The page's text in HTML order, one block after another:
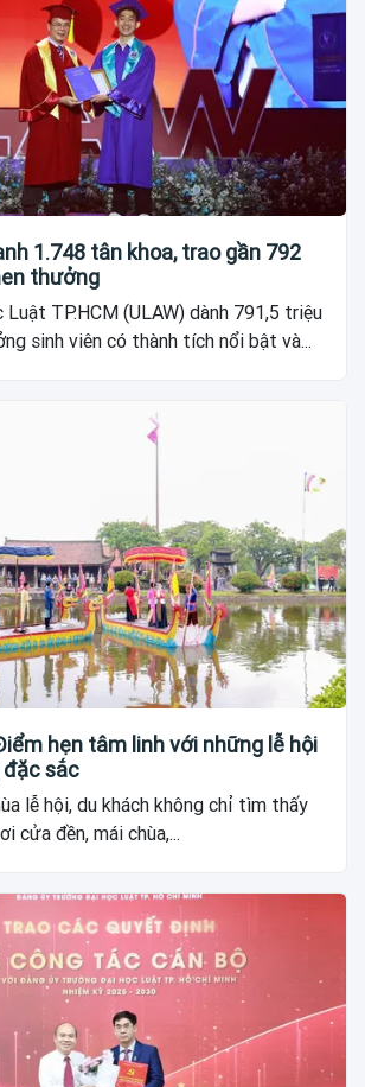
1.748 tân khoa, trao gần 792
thưởng
TP.HCM (ULAW) dành 791,5 triệu
sinh viên có thành tích nổi bật và...
hẹn tâm linh với những lễ hội
sắc
lễ hội, du khách không chỉ tìm thấy
cửa đền, mái chùa,...